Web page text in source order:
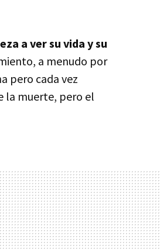
a ver su vida y su
a menudo por
pero cada vez
la muerte, pero el